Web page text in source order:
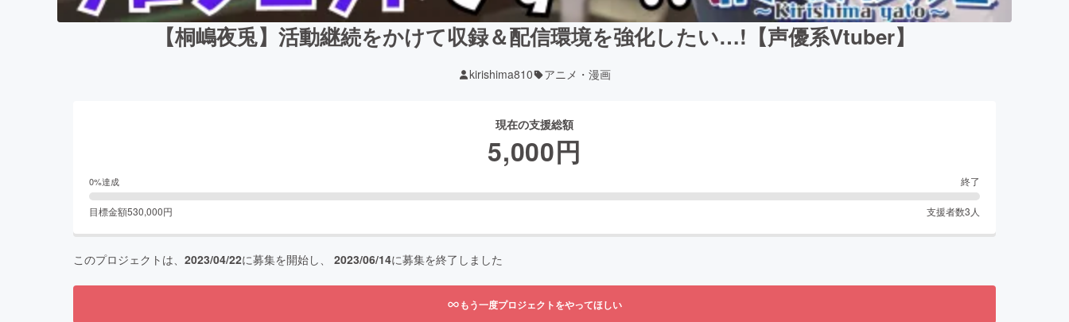
【桐嶋夜兎】活動継続をかけて収録＆配信環境を強化したい…!【声優系Vtuber】
kirishima810 アニメ・漫画
現在の支援総額
5,000円
0%達成 終了
目標金額530,000円 支援者数3 人
このプロジェクトは、 2023/04/22に募集を開始し、 2023/06/14に募集を終了しました
もう一度プロジェクトをやってほしい